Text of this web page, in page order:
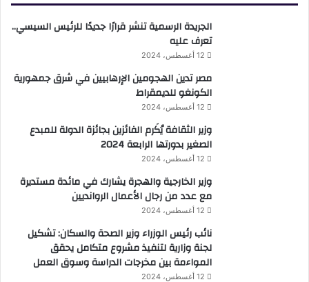
الجريدة الرسمية تنشر قرارًا جديدًا للرئيس السيسي..
تعرف عليه
12 أغسطس، 2024
مصر تدين الهجومين الإرهابيين في شرق جمهورية
الكونغو للديمقراط
12 أغسطس، 2024
وزير الثقافة يُكَرم الفائزين بجائزة الدولة للمبدع
الصغير بدورتها الرابعة 2024
12 أغسطس، 2024
وزير الخارجية والهجرة يشارك في مائدة مستديرة
مع عدد من رجال الأعمال الروانديين
12 أغسطس، 2024
نائب رئيس الوزراء وزير الصحة والسكان: تشكيل
لجنة وزارية لتنفيذ مشروع متكامل يحقق
المواءمة بين مخرجات الدراسة وسوق العمل
12 أغسطس، 2024